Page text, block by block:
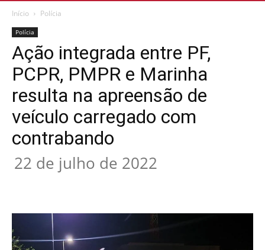
Início Polícia
Polícia
Ação integrada entre PF,
PCPR, PMPR e Marinha
resulta na apreensão de
veículo carregado com
contrabando
22 de julho de 2022